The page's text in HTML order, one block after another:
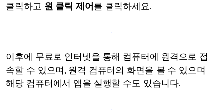
클릭하고 원 클릭 제어를 클릭하세요.
이후에 무료로 인터넷을 통해 컴퓨터에 원격으로 접
속할 수 있으며, 원격 컴퓨터의 화면을 볼 수 있으며
해당 컴퓨터에서 앱을 실행할 수도 있습니다.